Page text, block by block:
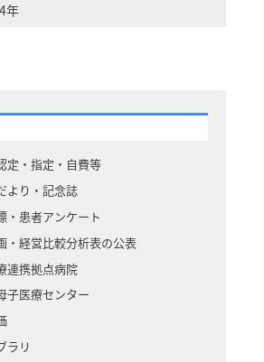
年
定・指定・自費等
より・記念誌
・患者アンケート
・経営比較分析表の公表
連携拠点病院
子医療センター
ラリ